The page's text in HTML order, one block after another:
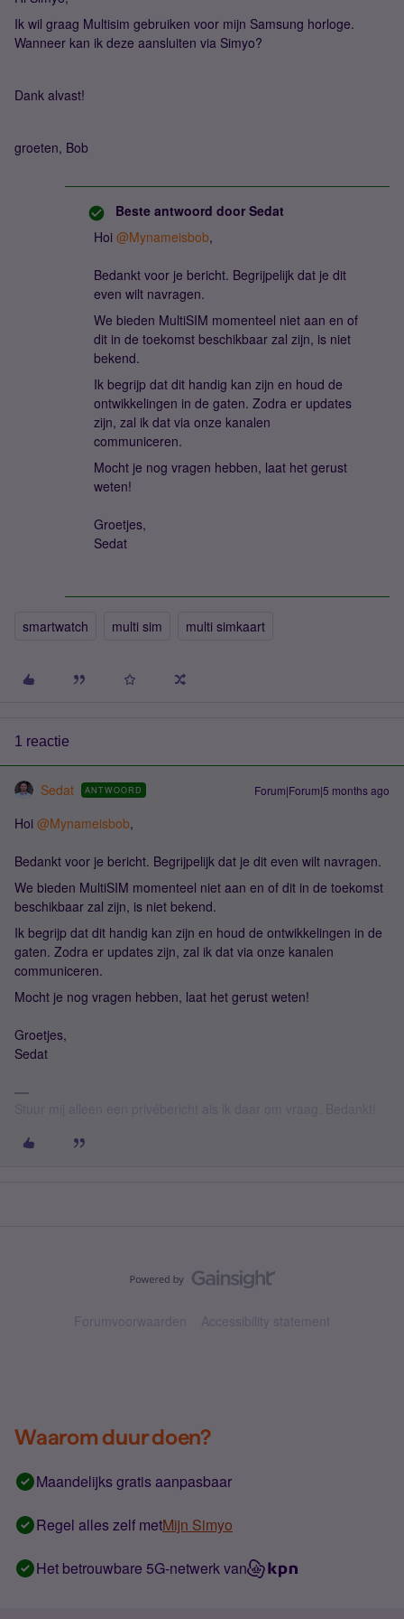
Ik wil graag Multisim gebruiken voor mijn Samsung horloge.
Wanneer kan ik deze aansluiten via Simyo?
Dank alvast!
groeten, Bob
Beste antwoord door Sedat
Hoi ​ @Mynameisbob,
Bedankt voor je bericht. Begrijpelijk dat je dit
even wilt navragen.
We bieden MultiSIM momenteel niet aan en of
dit in de toekomst beschikbaar zal zijn, is niet
bekend.
Ik begrijp dat dit handig kan zijn en houd de
ontwikkelingen in de gaten. Zodra er updates
zijn, zal ik dat via onze kanalen
communiceren.
Mocht je nog vragen hebben, laat het gerust
weten!
Groetjes,
Sedat
smartwatch multi sim multi simkaart
1 reactie
Sedat ANTWOORD Forum|Forum|5 months ago
Hoi ​ @Mynameisbob,
Bedankt voor je bericht. Begrijpelijk dat je dit even wilt navragen.
We bieden MultiSIM momenteel niet aan en of dit in de toekomst
beschikbaar zal zijn, is niet bekend.
Ik begrijp dat dit handig kan zijn en houd de ontwikkelingen in de
gaten. Zodra er updates zijn, zal ik dat via onze kanalen
communiceren.
Mocht je nog vragen hebben, laat het gerust weten!
Groetjes,
Sedat
Forumvoorwaarden Accessibility statement
Waarom duur doen?
Maandelijks gratis aanpasbaar
Regel alles zelf metMijn Simyo
Het betrouwbare 5G-netwerk van